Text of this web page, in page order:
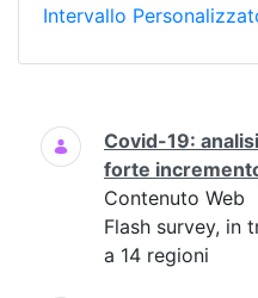
Intervallo
Ricerca
Covid-19:
forte
Contenuto Web
Flash survey, in
a 14 regioni